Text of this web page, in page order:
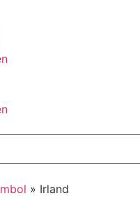
» Irland